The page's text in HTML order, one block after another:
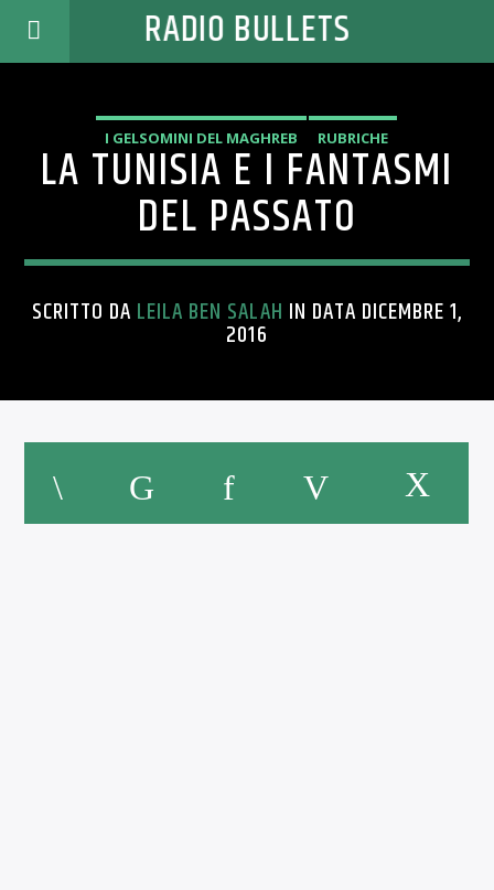
RADIO BULLETS
I GELSOMINI DEL MAGHREB RUBRICHE
LA TUNISIA E I FANTASMI
DEL PASSATO
SCRITTO DA LEILA BEN SALAH IN DATA DICEMBRE 1,
2016